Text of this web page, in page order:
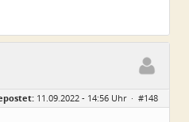
11.09.2022 - 14:56 Uhr · #148